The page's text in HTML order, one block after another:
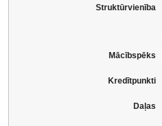
Struktūrvienība
Mācībspēks
Kredītpunkti
Daļas